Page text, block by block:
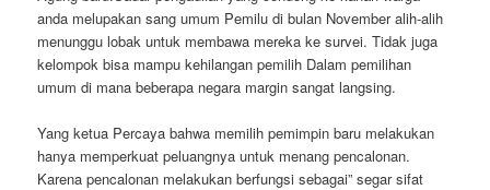
anda melupakan sang umum Pemilu di bulan November alih-alih
menunggu lobak untuk membawa mereka ke survei. Tidak juga
kelompok bisa mampu kehilangan pemilih Dalam pemilihan
umum di mana beberapa negara margin sangat langsing.
Yang ketua Percaya bahwa memilih pemimpin baru melakukan
hanya memperkuat peluangnya untuk menang pencalonan.
Karena pencalonan melakukan berfungsi sebagai” segar sifat